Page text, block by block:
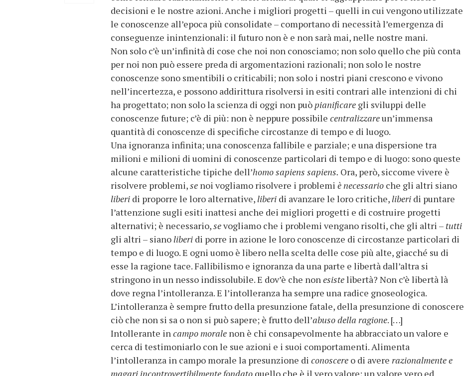
decisioni e le nostre azioni. Anche i migliori progetti – quelli in cui vengono utilizzate
le conoscenze all’epoca più consolidate – comportano di necessità l’emergenza di
conseguenze inintenzionali: il futuro non è e non sarà mai, nelle nostre mani.
Non solo c’è un’infinità di cose che noi non conosciamo; non solo quello che più conta
per noi non può essere preda di argomentazioni razionali; non solo le nostre
conoscenze sono smentibili o criticabili; non solo i nostri piani crescono e vivono
nell’incertezza, e possono addirittura risolversi in esiti contrari alle intenzioni di chi
ha progettato; non solo la scienza di oggi non può pianificare gli sviluppi delle
conoscenze future; c’è di più: non è neppure possibile centralizzareun’immensa
quantità di conoscenze di specifiche circostanze di tempo e di luogo.
Una ignoranza infinita; una conoscenza fallibile e parziale; e una dispersione tra
milioni e milioni di uomini di conoscenze particolari di tempo e di luogo: sono queste
alcune caratteristiche tipiche dell’homo sapiens sapiens. Ora, però, siccome vivere è
risolvere problemi,se noi vogliamo risolvere i problemi è necessario che gli altri siano
liberi di proporre le loro alternative, liberi di avanzare le loro critiche, liberi di puntare
l’attenzione sugli esiti inattesi anche dei migliori progetti e di costruire progetti
alternativi; è necessario,sevogliamo che i problemi vengano risolti, che gli altri – tutti
gli altri – siano liberi di porre in azione le loro conoscenze di circostanze particolari di
tempo e di luogo. E ogni uomo è libero nella scelta delle cose più alte, giacché su di
esse la ragione tace. Fallibilismo e ignoranza da una parte e libertà dall’altra si
stringono in un nesso indissolubile. E dov’è che nonesistelibertà? Non c’è libertà là
dove regna l’intolleranza. E l’intolleranza ha sempre una radice gnoseologica.
L’intolleranza è sempre frutto della presunzione fatale, della presunzione di conoscere
ciò che non si sa o non si può sapere; è frutto dell’abuso della ragione. […]
Intollerante incampo morale non è chi consapevolmente ha abbracciato un valore e
cerca di testimoniarlo con le sue azioni e i suoi comportamenti. Alimenta
l’intolleranza in campo morale la presunzione di conoscere o di avere razionalmente e
magari incontrovertibilmente fondato quello che è il vero valore: un valore vero ed